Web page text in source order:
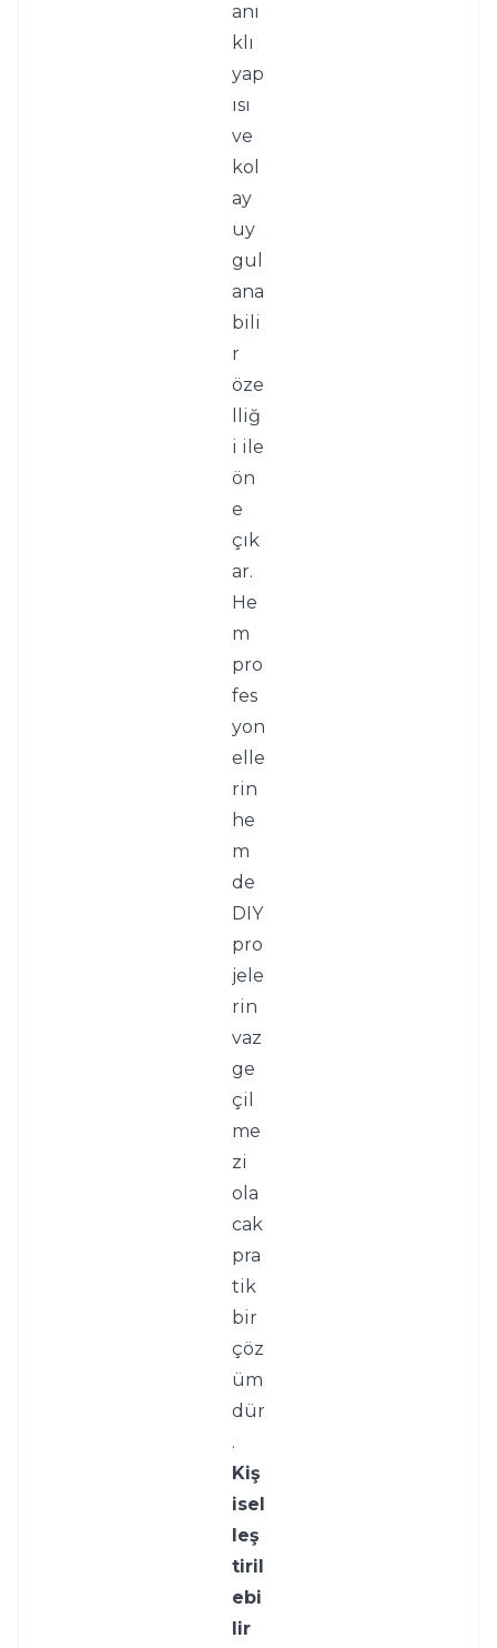
anı
klı
yap
ısı
ve
kol
ay
uy
gul
ana
bili
r
öze
lliğ
i ile
ön
e
çık
ar.
He
m
pro
fes
yon
elle
rin
he
m
de
DIY
pro
jele
rin
vaz
ge
çil
me
zi
ola
cak
pra
tik
bir
çöz
üm
dür
.
Kiş
isel
leş
tiril
ebi
lir